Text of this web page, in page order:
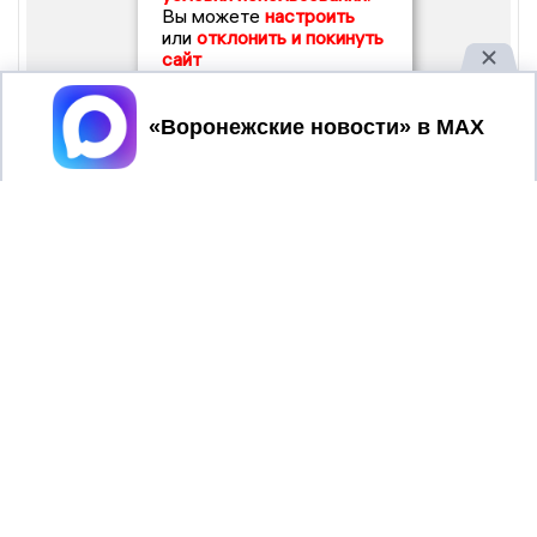
Вы можете настроить
или отклонить и покинуть
сайт
Принять